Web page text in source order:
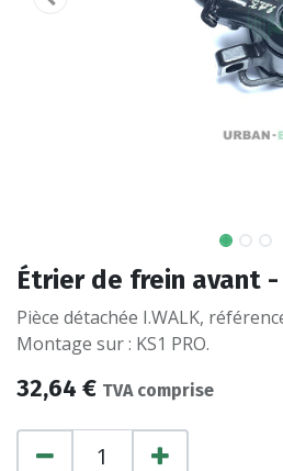
Étrier de frein avant -
Pièce détachée I.WALK,
Montage sur : KS1 PRO.
32,64 € TVA comprise